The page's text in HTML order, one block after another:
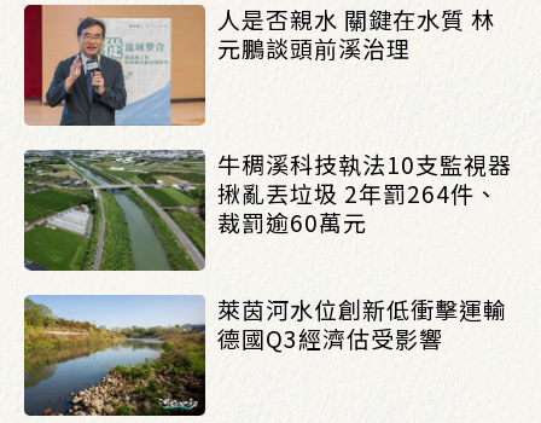
人是否親水 關鍵在水質 林
元鵬談頭前溪治理
牛稠溪科技執法10支監視器
揪亂丟垃圾 2年罰264件、
裁罰逾60萬元
萊茵河水位創新低衝擊運輸
德國Q3經濟估受影響